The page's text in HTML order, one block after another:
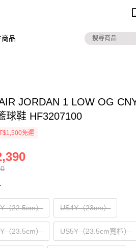
品
JORDAN 1 LOW OG
球鞋 HF3207100
免運
（22.5cm） US4Y（23cm）
（23.5cm） US5Y（23.5cm寬楦）